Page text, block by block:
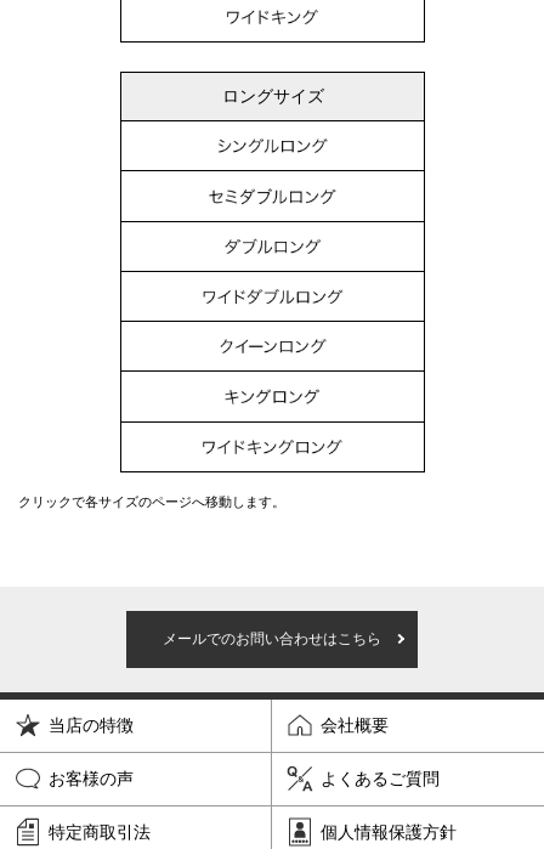
ロングサイズ
クリックで各サイズのページへ移動します。
メールでのお問い合わせはこちら
当店の特徴 会社概要
お客様の声 よくあるご質問
特定商取引法 個人情報保護方針